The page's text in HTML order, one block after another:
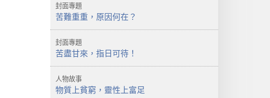
望
難
何
封面專題
苦難重重，原因何在？
封面專題
苦盡甘來，指日可待！
人物故事
物質上貧窮，靈性上富足